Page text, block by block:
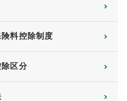
料控除制度
区分